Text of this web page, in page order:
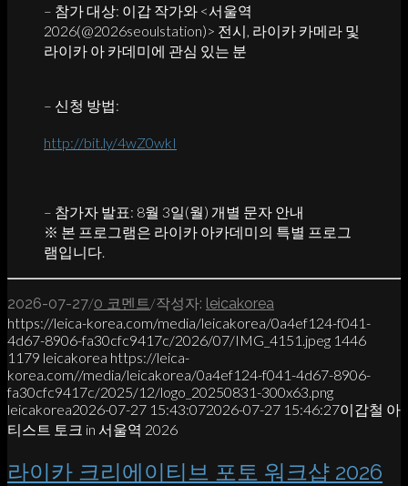
– 참가 대상: 이갑 작가와 <서울역
2026(@2026seoulstation)> 전시, 라이카 카메라 및
라이카 아 카데미에 관심 있는 분
– 신청 방법:
http://bit.ly/4wZ0wkI
– 참가자 발표: 8월 3일(월) 개별 문자 안내
※ 본 프로그램은 라이카 아카데미의 특별 프로그
램입니다.
2026-07-27/0 코멘트 /작성자: leicakorea
https://leica-korea.com/media/leicakorea/0a4ef124-f041-
4d67-8906-fa30cfc9417c/2026/07/IMG_4151.jpeg 1446
1179 leicakorea https://leica-
korea.com//media/leicakorea/0a4ef124-f041-4d67-8906-
fa30cfc9417c/2025/12/logo_20250831-300x63.png
leicakorea2026-07-27 15:43:072026-07-27 15:46:27이갑철 아
티스트 토크 in 서울역 2026
라이카 크리에이티브 포토 워크샵 2026